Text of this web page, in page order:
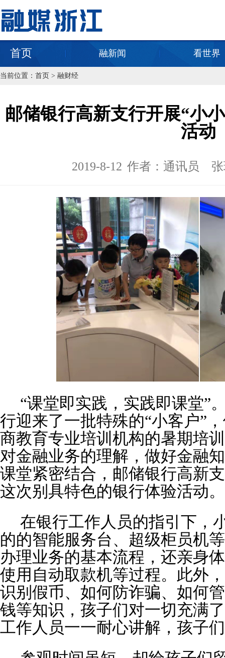
首页 融新闻 看世界
当前位置： 首页 > 融财经
邮储银行高新支行开展“小
活动
2019-8-12 作者：通讯员 张
“课堂即实践，实践即课堂”
行迎来了一批特殊的“小客户”
商教育专业培训机构的暑期培
对金融业务的理解，做好金融
课堂紧密结合，邮储银行高新
这次别具特色的银行体验活动。
在银行工作人员的指引下，
的的智能服务台、超级柜员机
办理业务的基本流程，还亲身
使用自动取款机等过程。此外
识别假币、如何防诈骗、如何
钱等知识，孩子们对一切充满
工作人员一一耐心讲解，孩子